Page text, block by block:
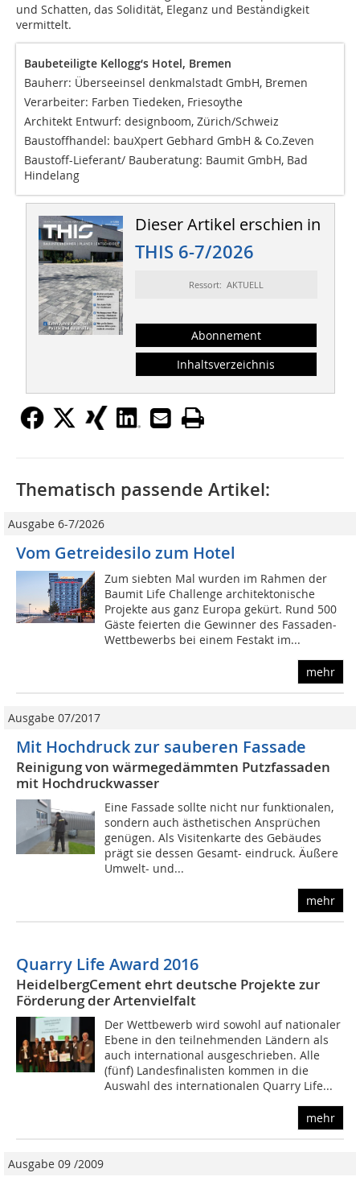
und Schatten, das Solidität, Eleganz und Beständigkeit
vermittelt.
Baubeteiligte Kellogg‘s Hotel, Bremen
Bauherr: Überseeinsel denkmalstadt GmbH, Bremen
Verarbeiter: Farben Tiedeken, Friesoythe
Architekt Entwurf: designboom, Zürich/Schweiz
Baustoffhandel: bauXpert Gebhard GmbH & Co.Zeven
Baustoff-Lieferant/ Bauberatung: Baumit GmbH, Bad
Hindelang
Dieser Artikel erschien in
THIS 6-7/2026
Ressort: AKTUELL
Abonnement
Inhaltsverzeichnis
Thematisch passende Artikel:
Ausgabe 6-7/2026
Vom Getreidesilo zum Hotel
Zum siebten Mal wurden im Rahmen der
Baumit Life Challenge architektonische
Projekte aus ganz Europa gekürt. Rund 500
Gäste feierten die Gewinner des Fassaden-
Wettbewerbs bei einem Festakt im...
mehr
Ausgabe 07/2017
Mit Hochdruck zur sauberen Fassade
Reinigung von wärmegedämmten Putzfassaden
mit Hochdruckwasser
Eine Fassade sollte nicht nur funktionalen,
sondern auch ästhetischen Ansprüchen
genügen. Als Visitenkarte des Gebäudes
prägt sie dessen Gesamt- eindruck. Äußere
Umwelt- und...
mehr
Quarry Life Award 2016
HeidelbergCement ehrt deutsche Projekte zur
Förderung der Artenvielfalt
Der Wettbewerb wird sowohl auf nationaler
Ebene in den teilnehmenden Ländern als
auch international ausgeschrieben. Alle
(fünf) Landesfinalisten kommen in die
Auswahl des internationalen Quarry Life...
mehr
Ausgabe 09 /2009